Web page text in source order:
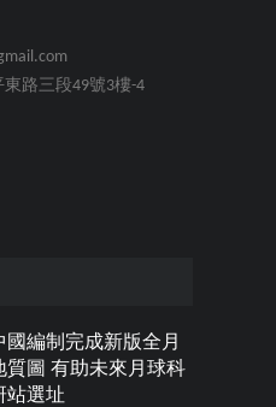
路三段49號3樓-4
國編制完成新版全月
質圖 有助未來月球科
站選址